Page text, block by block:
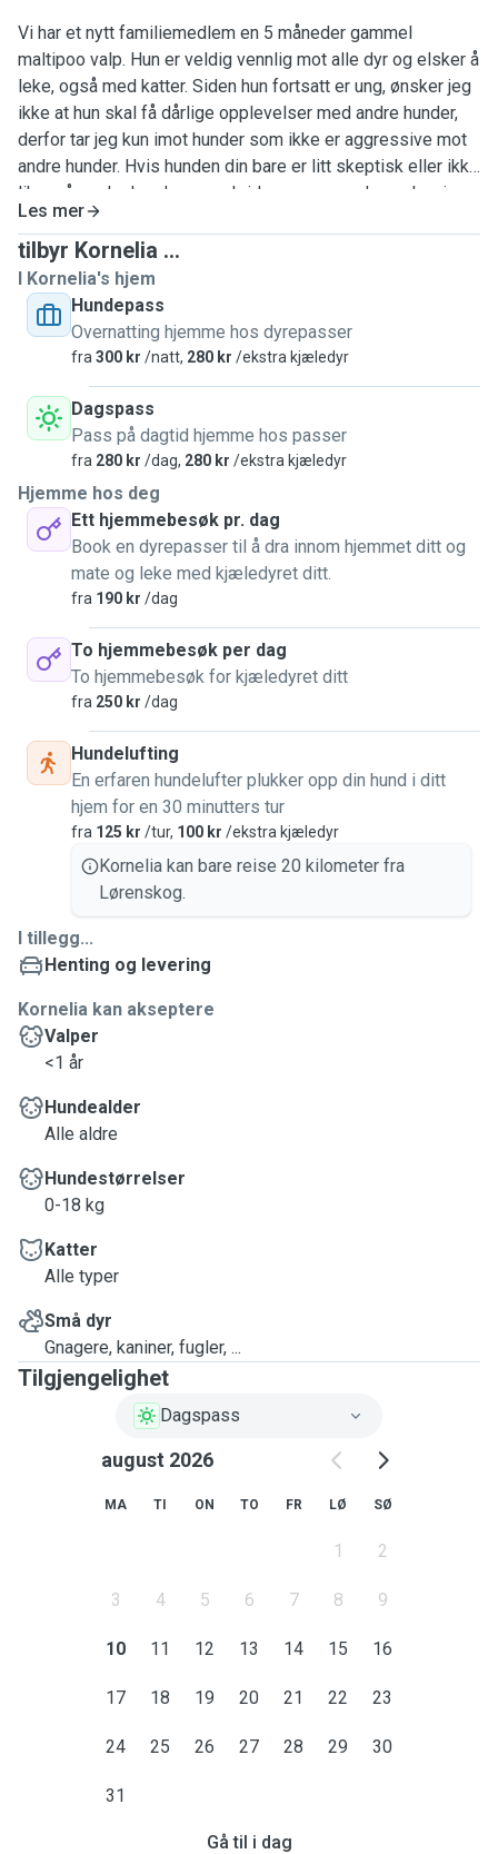
Vi har et nytt familiemedlem en 5 måneder gammel
maltipoo valp. Hun er veldig vennlig mot alle dyr og elsker å
leke, også med katter. Siden hun fortsatt er ung, ønsker jeg
ikke at hun skal få dårlige opplevelser med andre hunder,
derfor tar jeg kun imot hunder som ikke er aggressive mot
andre hunder. Hvis hunden din bare er litt skeptisk eller ikke
liker når andre hunder overskrider grensene deres, kan jeg
selvfølgelig passe på den!
Les mer
tilbyr Kornelia ...
I Kornelia's hjem
Hundepass
Overnatting hjemme hos dyrepasser
fra 300 kr /natt, 280 kr /ekstra kjæledyr
Dagspass
Pass på dagtid hjemme hos passer
fra 280 kr /dag, 280 kr /ekstra kjæledyr
Hjemme hos deg
Ett hjemmebesøk pr. dag
Book en dyrepasser til å dra innom hjemmet ditt og
mate og leke med kjæledyret ditt.
fra 190 kr /dag
To hjemmebesøk per dag
To hjemmebesøk for kjæledyret ditt
fra 250 kr /dag
Hundelufting
En erfaren hundelufter plukker opp din hund i ditt
hjem for en 30 minutters tur
fra 125 kr /tur, 100 kr /ekstra kjæledyr
Kornelia kan bare reise 20 kilometer fra
Lørenskog.
I tillegg...
Henting og levering
Kornelia kan akseptere
Valper
<1 år
Hundealder
Alle aldre
Hundestørrelser
0-18 kg
Katter
Alle typer
Små dyr
Gnagere, kaniner, fugler, ...
Tilgjengelighet
Dagspass
august 2026
MA TI ON TO FR LØ SØ
1 2
3 4 5 6 7 8 9
10 11 12 13 14 15 16
17 18 19 20 21 22 23
24 25 26 27 28 29 30
31
Gå til i dag